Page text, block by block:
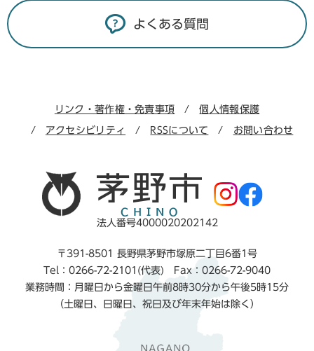
よくある質問
リンク・著作権・免責事項 個人情報保護
アクセシビリティ RSSについて お問い合わせ
法人番号4000020202142
〒391-8501 長野県茅野市塚原二丁目6番1号
Tel：0266-72-2101(代表) Fax：0266-72-9040
業務時間：月曜日から金曜日午前8時30分から午後5時15分
（土曜日、日曜日、祝日及び年末年始は除く）